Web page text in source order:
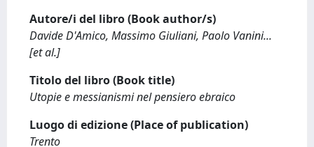
Autore/i del libro (Book author/s)
Davide D'Amico, Massimo Giuliani, Paolo Vanini...
[et al.]
Titolo del libro (Book title)
Utopie e messianismi nel pensiero ebraico
Luogo di edizione (Place of publication)
Trento